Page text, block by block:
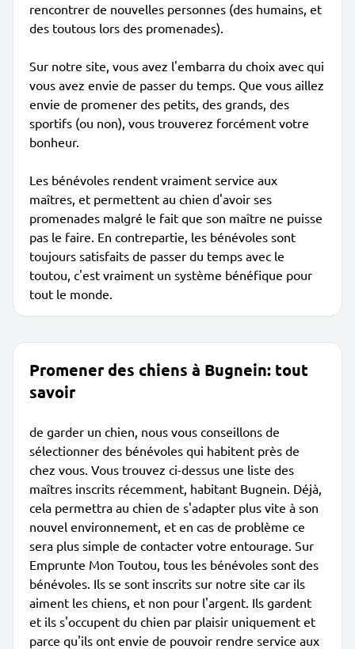
rencontrer de nouvelles personnes (des humains, et
des toutous lors des promenades).
Sur notre site, vous avez l'embarra du choix avec qui
vous avez envie de passer du temps. Que vous aillez
envie de promener des petits, des grands, des
sportifs (ou non), vous trouverez forcément votre
bonheur.
Les bénévoles rendent vraiment service aux
maîtres, et permettent au chien d'avoir ses
promenades malgré le fait que son maître ne puisse
pas le faire. En contrepartie, les bénévoles sont
toujours satisfaits de passer du temps avec le
toutou, c'est vraiment un système bénéfique pour
tout le monde.
Promener des chiens à Bugnein: tout
savoir
de garder un chien, nous vous conseillons de
sélectionner des bénévoles qui habitent près de
chez vous. Vous trouvez ci-dessus une liste des
maîtres inscrits récemment, habitant Bugnein. Déjà,
cela permettra au chien de s'adapter plus vite à son
nouvel environnement, et en cas de problème ce
sera plus simple de contacter votre entourage. Sur
Emprunte Mon Toutou, tous les bénévoles sont des
bénévoles. Ils se sont inscrits sur notre site car ils
aiment les chiens, et non pour l'argent. Ils gardent
et ils s'occupent du chien par plaisir uniquement et
parce qu'ils ont envie de pouvoir rendre service aux